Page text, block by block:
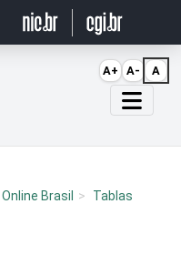
Brasil Tablas
A+ A- A